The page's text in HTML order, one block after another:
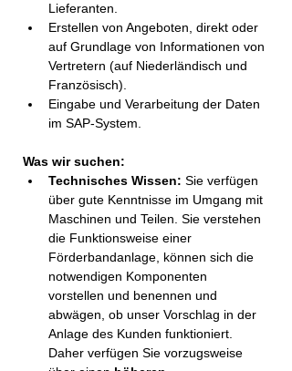
Lieferanten.
Erstellen von Angeboten, direkt oder
auf Grundlage von Informationen von
Vertretern (auf Niederländisch und
Französisch).
Eingabe und Verarbeitung der Daten
im SAP-System.
Was wir suchen:
Technisches Wissen: Sie verfügen
über gute Kenntnisse im Umgang mit
Maschinen und Teilen. Sie verstehen
die Funktionsweise einer
Förderbandanlage, können sich die
notwendigen Komponenten
vorstellen und benennen und
abwägen, ob unser Vorschlag in der
Anlage des Kunden funktioniert.
Daher verfügen Sie vorzugsweise